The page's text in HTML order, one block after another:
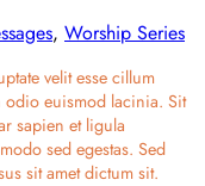
, Worship Series
velit esse cillum
euismod lacinia. Sit
sapien et ligula
sed egestas. Sed
sit amet dictum sit.